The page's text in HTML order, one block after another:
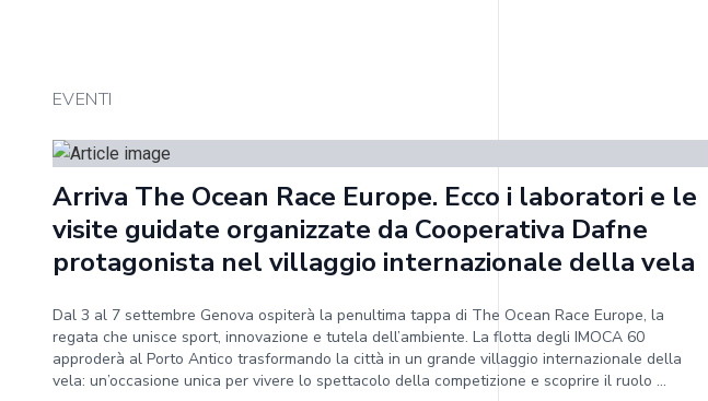
EVENTI
Arriva The Ocean Race Europe. Ecco i laboratori e le
visite guidate organizzate da Cooperativa Dafne
protagonista nel villaggio internazionale della vela
Dal 3 al 7 settembre Genova ospiterà la penultima tappa di The Ocean Race Europe, la
regata che unisce sport, innovazione e tutela dell’ambiente. La flotta degli IMOCA 60
approderà al Porto Antico trasformando la città in un grande villaggio internazionale della
vela: un’occasione unica per vivere lo spettacolo della competizione e scoprire il ruolo ...